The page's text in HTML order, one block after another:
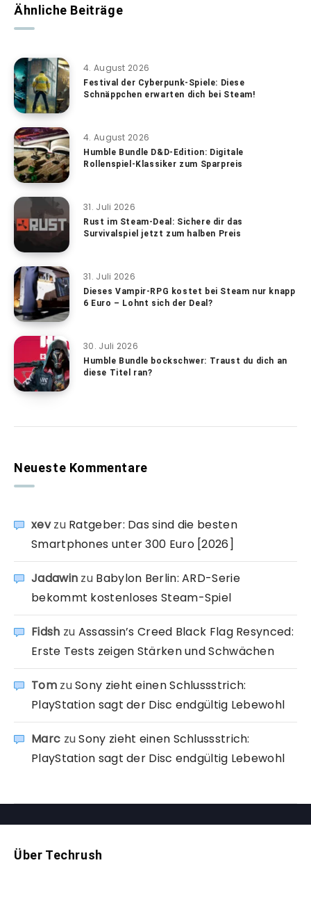
Ähnliche Beiträge
4. August 2026
Festival der Cyberpunk-Spiele: Diese
Schnäppchen erwarten dich bei Steam!
4. August 2026
Humble Bundle D&D-Edition: Digitale
Rollenspiel-Klassiker zum Sparpreis
31. Juli 2026
Rust im Steam-Deal: Sichere dir das
Survivalspiel jetzt zum halben Preis
31. Juli 2026
Dieses Vampir-RPG kostet bei Steam nur knapp
6 Euro – Lohnt sich der Deal?
30. Juli 2026
Humble Bundle bockschwer: Traust du dich an
diese Titel ran?
Neueste Kommentare
xevzu Ratgeber: Das sind die besten
Smartphones unter 300 Euro [2026]
Jadawin zu Babylon Berlin: ARD-Serie
bekommt kostenloses Steam-Spiel
Fidsh zu Assassin’s Creed Black Flag Resynced:
Erste Tests zeigen Stärken und Schwächen
TomzuSony zieht einen Schlussstrich:
PlayStation sagt der Disc endgültig Lebewohl
Marc zuSony zieht einen Schlussstrich:
PlayStation sagt der Disc endgültig Lebewohl
Über Techrush